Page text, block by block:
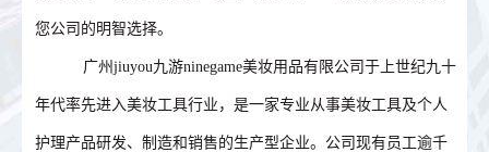
您公司的明智选择。
广州jiuyou九游ninegame美妆用品有限公司于上世纪九十
年代率先进入美妆工具行业，是一家专业从事美妆工具及个人
护理产品研发、制造和销售的生产型企业。公司现有员工逾千